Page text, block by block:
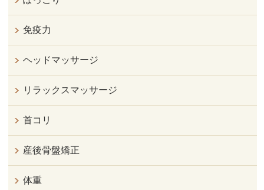
免疫力
ヘッドマッサージ
リラックスマッサージ
首コリ
産後骨盤矯正
体重